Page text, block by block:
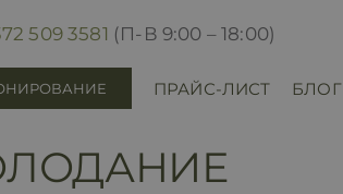
509 3581 (П-В 9:00 – 18:00)
ПРАЙС-ЛИСТ БЛОГ